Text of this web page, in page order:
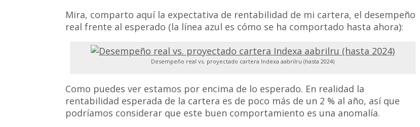
Mira, comparto aquí la expectativa de rentabilidad de mi cartera, el desempeño
real frente al esperado (la línea azul es cómo se ha comportado hasta ahora):
Desempeño real vs. proyectado cartera Indexa aabrilru (hasta 2024)
Como puedes ver estamos por encima de lo esperado. En realidad la
rentabilidad esperada de la cartera es de poco más de un 2 % al año, así que
podríamos considerar que este buen comportamiento es una anomalía.